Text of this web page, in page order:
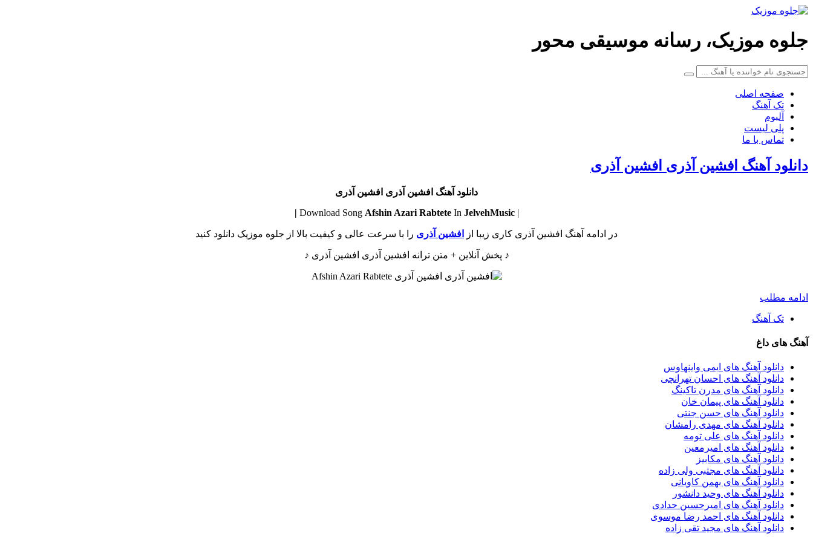
جلوه موزیک، رسانه موسیقی محور
صفحه اصلی
تک آهنگ
آلبوم
پلی لیست
تماس با ما
دانلود آهنگ افشین آذری افشین آذری
دانلود آهنگ افشین آذری افشین آذری
| Download Song
Afshin Azari RabteteIn JelvehMusic |
در ادامه آهنگ افشین آذری کاری زیبا از افشین آذری را با سرعت عالی و کیفیت بالا از جلوه موزیک دانلود کنید
♪ پخش آنلاین + متن ترانه افشین آذری افشین آذری ♪
ادامه مطلب
تک آهنگ
آهنگ های داغ
دانلود آهنگ های ایمی واینهاوس
دانلود آهنگ های احسان تهرانچی
دانلود آهنگ های مدرن تاکینگ
دانلود آهنگ های پیمان خان
دانلود آهنگ های حسن جنتی
دانلود آهنگ های مهدی رامشان
دانلود آهنگ های علی تومه
دانلود آهنگ های امیرمعین
دانلود آهنگ های مکابیز
دانلود آهنگ های مجتبی ولی زاده
دانلود آهنگ های بهمن کاویانی
دانلود آهنگ های وحید دانشور
دانلود آهنگ های امیرحسین حدادی
دانلود آهنگ های احمد رضا موسوی
دانلود آهنگ های مجید تقی زاده